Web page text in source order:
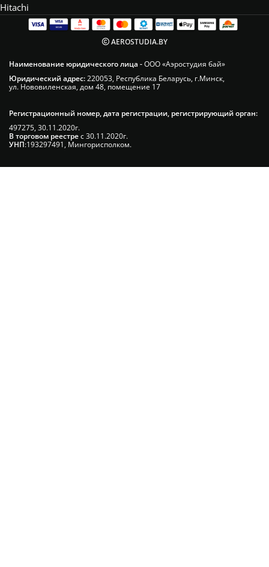
Hitachi
AEROSTUDIA.BY
Наименование юридического лица -ООО «Аэростудия бай»
Юридический адрес:220053, Республика Беларусь, г.Минск,
ул. Нововиленская, дом 48, помещение 17
Регистрационный номер, дата регистрации, регистрирующий орган:
497275, 30.11.2020г.
В торговом реестрес 30.11.2020г.
УНП:193297491, Мингорисполком.